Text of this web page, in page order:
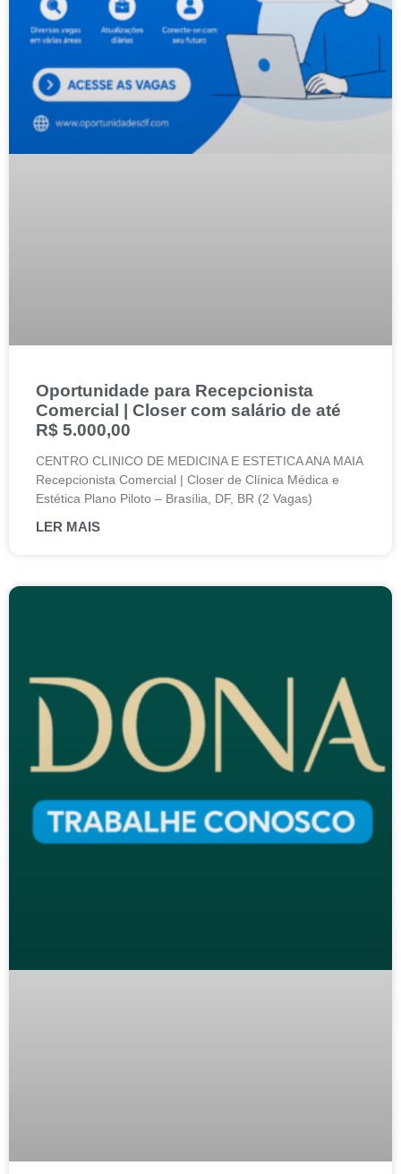
Oportunidade para Recepcionista
Comercial | Closer com salário de até
R$ 5.000,00
CENTRO CLINICO DE MEDICINA E ESTETICA ANA MAIA
Recepcionista Comercial | Closer de Clínica Médica e
Estética Plano Piloto – Brasília, DF, BR (2 Vagas)
LER MAIS